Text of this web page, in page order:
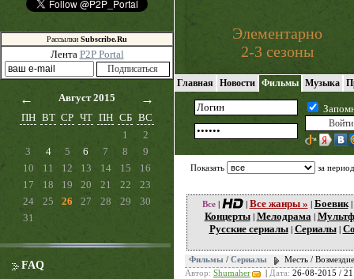
Рассылки Subscribe.Ru
Лента P2P Portal
← Август 2015 →
ПН ВТ СР ЧТ ПН СБ ВС
1
2
3
4 5 6 7 8
9
10
11 12 13 14 15
16
17
18 19 20 21 22
23
24
25 26 27 28 29
30
31
FAQ
Элементарно
2-3 сезоны
Главная Новости Фильмы Музыка
Показать за
Все| | Все жанры » Боевик|
Концерты| Мелодрама
Русские сериалы| Сериалы|
Фильмы / Сериалы
Месть /
Автор: Shumaher Дата: 26-08-2015 /